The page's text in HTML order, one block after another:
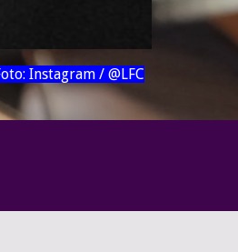
Instagram / @LFC